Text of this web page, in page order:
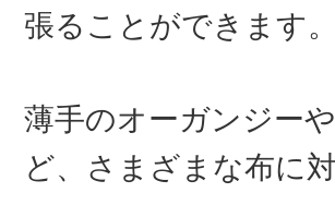
張ることができます。
薄手のオーガンジー
ど、さまざまな布に